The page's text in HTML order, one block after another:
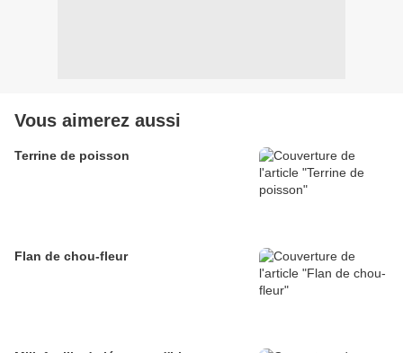
Vous aimerez aussi
Terrine de poisson
Flan de chou-fleur